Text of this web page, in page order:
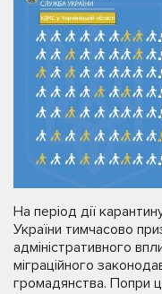
На період дії
України тимчасово
адміністративного
міграційного
громадянства. Попри